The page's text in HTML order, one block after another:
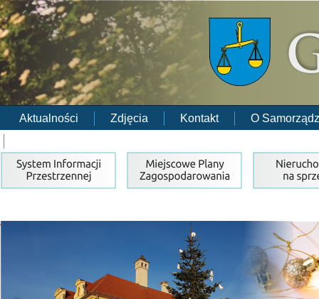
Aktualności Zdjęcia Kontakt
O